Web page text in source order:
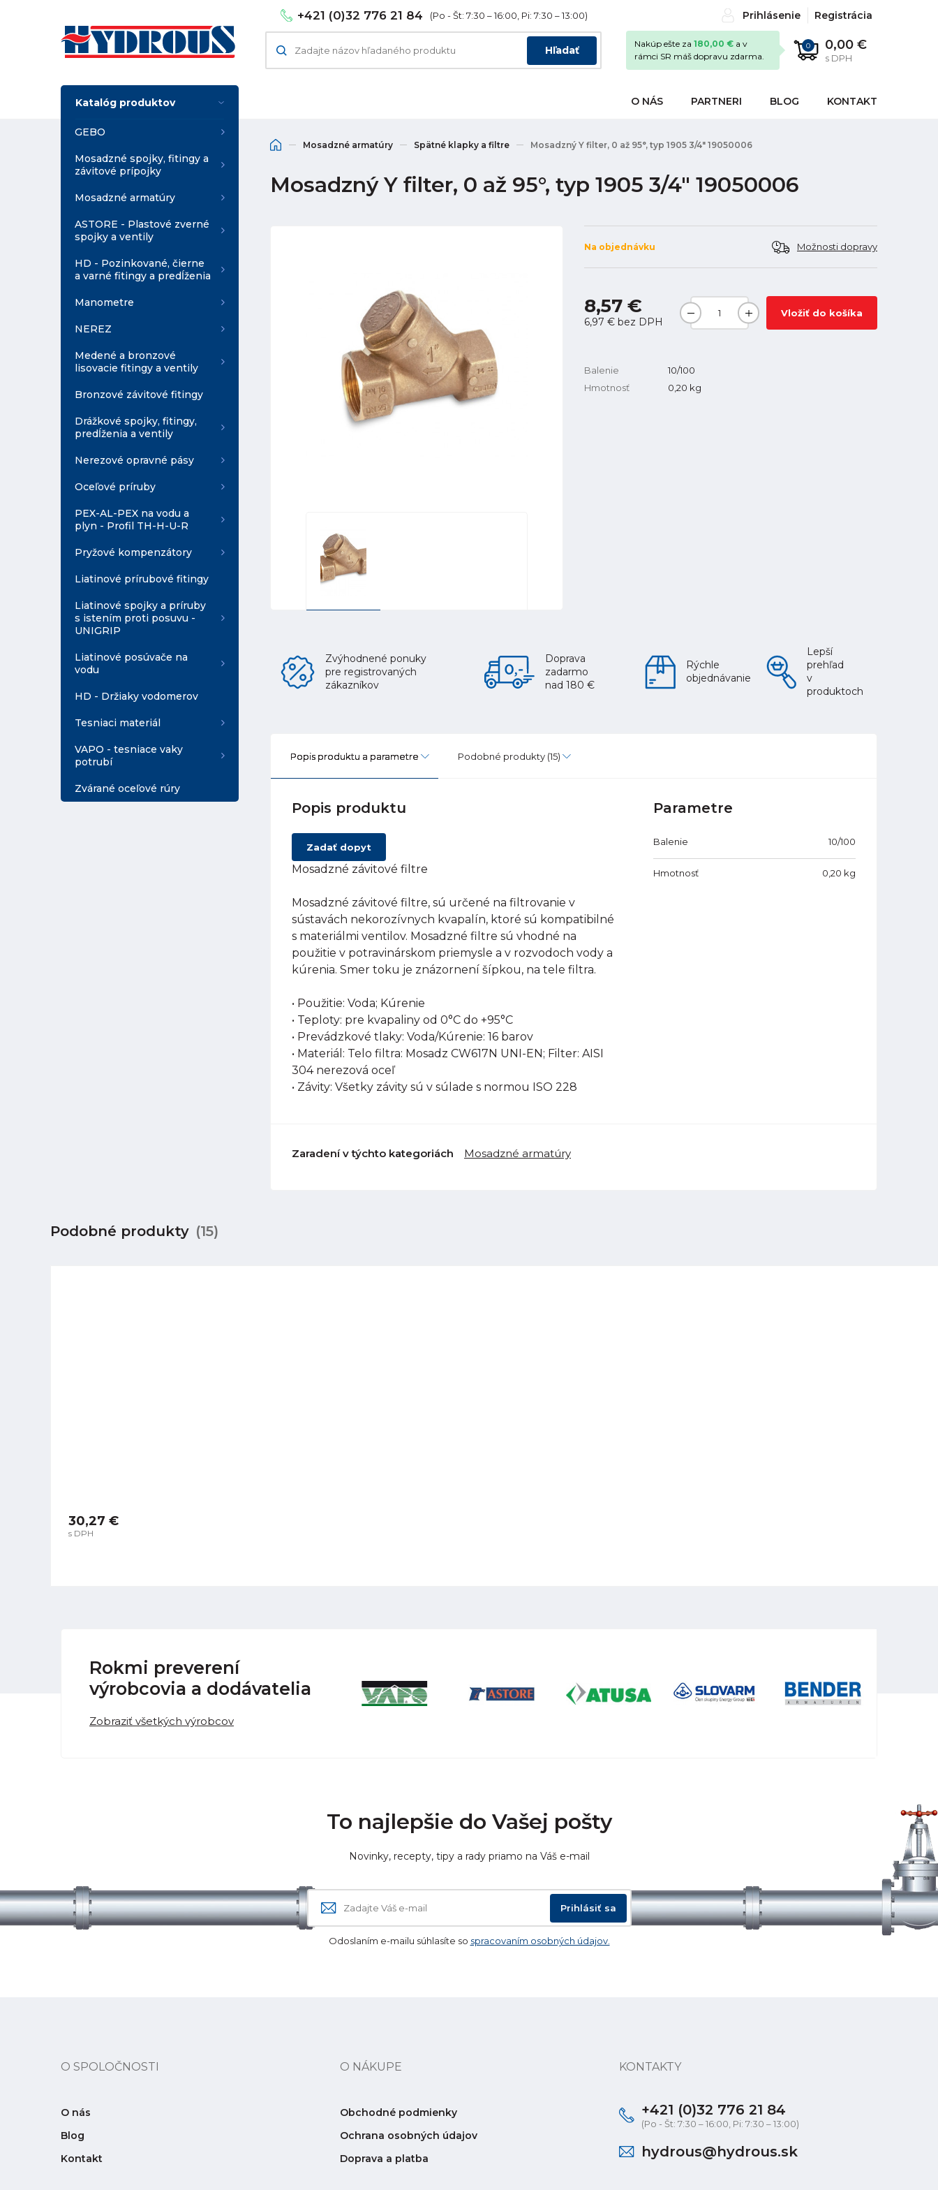
+421 (0)32 776 21 84 (Po - Št: 7:30 – 16:00, Pi: 7:30 – 13:00) Prihlásenie Registrácia
Hľadať 0 0,00 €
s DPH
Nakúp ešte za 180,00 € a v
rámci SR máš dopravu zdarma.
O NÁS PARTNERI BLOG KONTAKT
Katalóg produktov
GEBO
Mosadzné spojky, fitingy a
závitové prípojky
Mosadzné armatúry
ASTORE - Plastové zverné
spojky a ventily
HD - Pozinkované, čierne
a varné fitingy a predĺženia
Manometre
NEREZ
Medené a bronzové
lisovacie fitingy a ventily
Bronzové závitové fitingy
Drážkové spojky, fitingy,
predĺženia a ventily
Nerezové opravné pásy
Oceľové príruby
PEX-AL-PEX na vodu a
plyn - Profil TH-H-U-R
Pryžové kompenzátory
Liatinové prírubové fitingy
Liatinové spojky a príruby
s istením proti posuvu -
UNIGRIP
Liatinové posúvače na
vodu
HD - Držiaky vodomerov
Tesniaci materiál
VAPO - tesniace vaky
potrubí
Zvárané oceľové rúry
Mosadzné armatúry Spätné klapky a filtre Mosadzný Y filter, 0 až 95°, typ 1905 3/4" 19050006
Mosadzný Y filter, 0 až 95°, typ 1905 3/4" 19050006
Na objednávku Možnosti dopravy
8,57 €
6,97 € bez DPH
Vložiť do košíka
Balenie
10/100
Hmotnosť
0,20 kg
Zvýhodnené ponuky
pre registrovaných
zákazníkov
Doprava
zadarmo
nad 180 €
Rýchle
objednávanie
Lepší
prehľad
v
produktoch
Popis produktu a parametre Podobné produkty (15)
Popis produktu
Zadať dopyt
Mosadzné závitové filtre
Mosadzné závitové filtre, sú určené na filtrovanie v
sústavách nekorozívnych kvapalín, ktoré sú kompatibilné
s materiálmi ventilov. Mosadzné filtre sú vhodné na
použitie v potravinárskom priemysle a v rozvodoch vody a
kúrenia. Smer toku je znázornení šípkou, na tele filtra.
• Použitie: Voda; Kúrenie
• Teploty: pre kvapaliny od 0°C do +95°C
• Prevádzkové tlaky: Voda/Kúrenie: 16 barov
• Materiál: Telo filtra: Mosadz CW617N UNI-EN; Filter: AISI
304 nerezová oceľ
• Závity: Všetky závity sú v súlade s normou ISO 228
Parametre
Balenie 10/100
Hmotnosť 0,20 kg
Zaradení v týchto kategoriách Mosadzné armatúry
Podobné produkty (15)
30,27 €
s DPH
Rokmi preverení
výrobcovia a dodávatelia
Zobraziť všetkých výrobcov
To najlepšie do Vašej pošty
Novinky, recepty, tipy a rady priamo na Váš e-mail
Prihlásiť sa
Odoslaním e-mailu súhlasíte so spracovaním osobných údajov.
O SPOLOČNOSTI
O nás
Blog
Kontakt
O NÁKUPE
Obchodné podmienky
Ochrana osobných údajov
Doprava a platba
KONTAKTY
+421 (0)32 776 21 84
(Po - Št: 7:30 – 16:00, Pi: 7:30 – 13:00)
hydrous@hydrous.sk